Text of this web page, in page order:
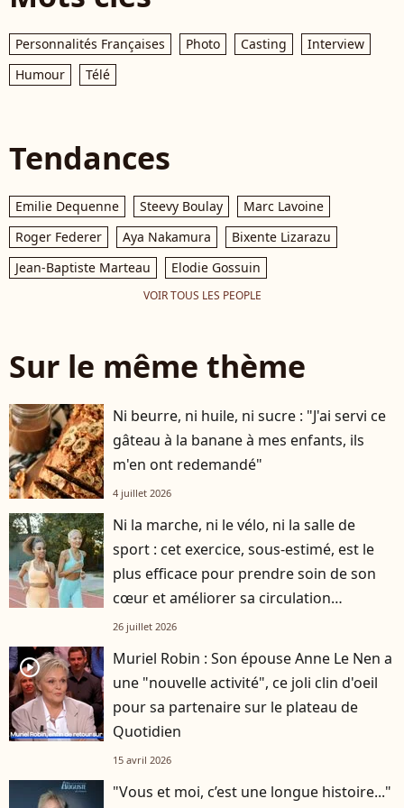
Personnalités Françaises Photo Casting
Interview
Humour
Télé
Tendances
Emilie Dequenne Steevy Boulay
Marc Lavoine
Roger Federer
Aya Nakamura
Bixente Lizarazu
Jean-Baptiste Marteau
Elodie Gossuin
VOIR TOUS LES PEOPLE
Sur le même thème
Ni beurre, ni huile, ni sucre : "J'ai servi ce
gâteau à la banane à mes enfants, ils
m'en ont redemandé"
4 juillet 2026
Ni la marche, ni le vélo, ni la salle de
sport : cet exercice, sous-estimé, est le
plus efficace pour prendre soin de son
cœur et améliorer sa circulation
sanguine
26 juillet 2026
player2
Muriel Robin : Son épouse Anne Le Nen a
une "nouvelle activité", ce joli clin d'oeil
pour sa partenaire sur le plateau de
Quotidien
15 avril 2026
"Vous et moi, c’est une longue histoire..."